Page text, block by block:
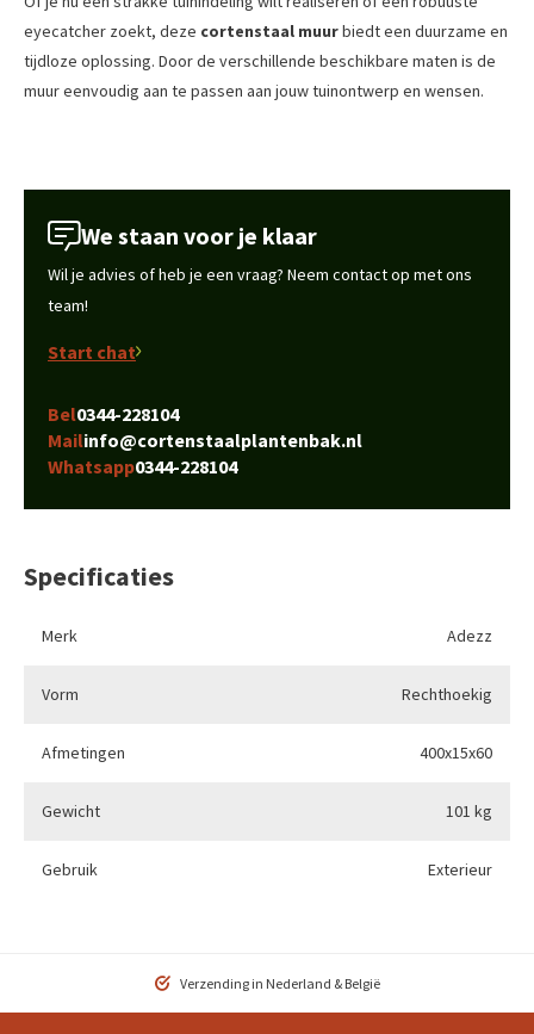
eyecatcher zoekt, deze cortenstaal muurbiedt een duurzame en
tijdloze oplossing. Door de verschillende beschikbare maten is de
muur eenvoudig aan te passen aan jouw tuinontwerp en wensen.
We staan voor je klaar
Wil je advies of heb je een vraag? Neem contact op met ons
team!
Start chat
Bel0344-228104
Mailinfo@cortenstaalplantenbak.nl
Whatsapp0344-228104
Specificaties
Merk Adezz
Vorm Rechthoekig
Afmetingen 400x15x60
Gewicht 101 kg
Gebruik Exterieur
Verzending in Nederland & België